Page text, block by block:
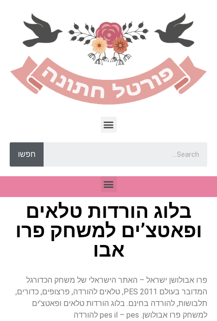
חפשו
בלוג הורדות טלאים
ופאטצ’ים למשחק פרו
אבו
פרו אבולושן ישראל – האתר הישראלי של משחק הכדורגל
המדובר בעולם PES 2011, טלאים להורדה, פרצופים, כדורים,
תלבושות, להורדה בחינם. בלוג הורדות טלאים ופאטצ’ים
למשחק פרו אבולושן. pes il – pes להורדה